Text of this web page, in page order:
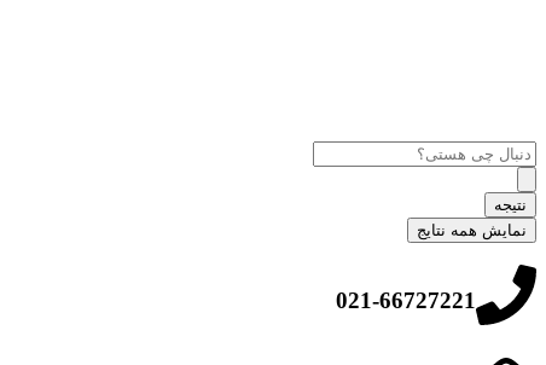
نتیجه
نمایش همه نتایج
021-66727221